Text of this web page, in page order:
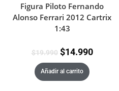
Figura Piloto Fernando
Alonso Ferrari 2012 Cartrix
1:43
$19.990 $14.990
Añadir al carrito